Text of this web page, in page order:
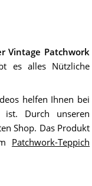
Vintage Patchwork
es alles Nützliche
helfen Ihnen bei
Durch unseren
Shop. Das Produkt
Patchwork-Teppich